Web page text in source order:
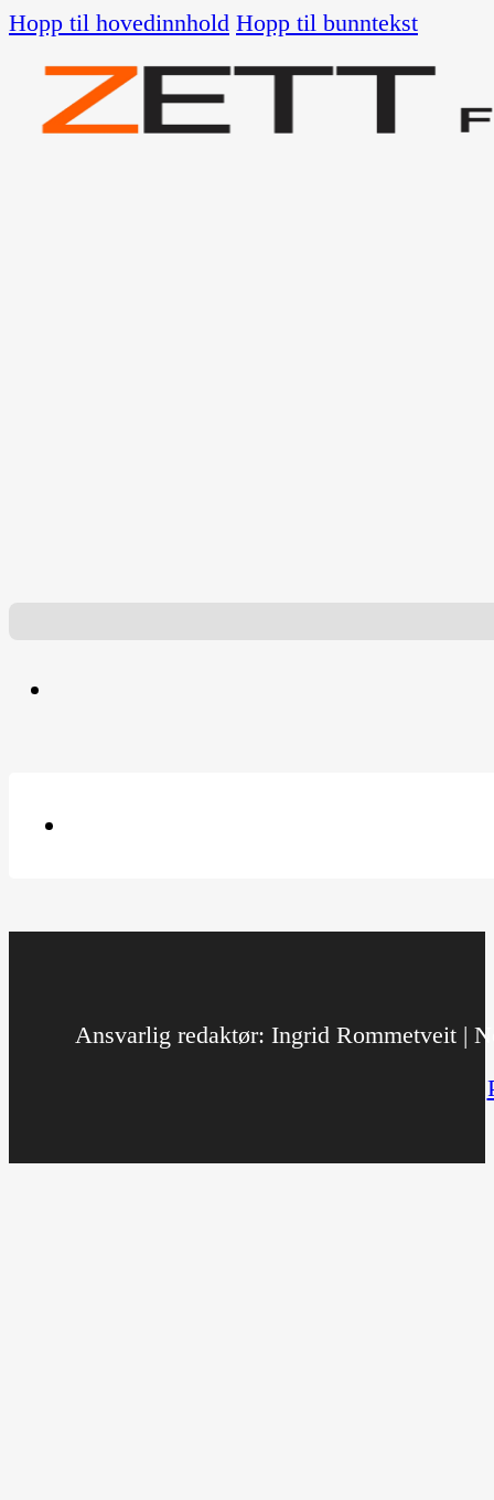
Hopp til hovedinnhold Hopp til bunntekst
Ansvarlig redaktør: Ingrid Rommetveit |